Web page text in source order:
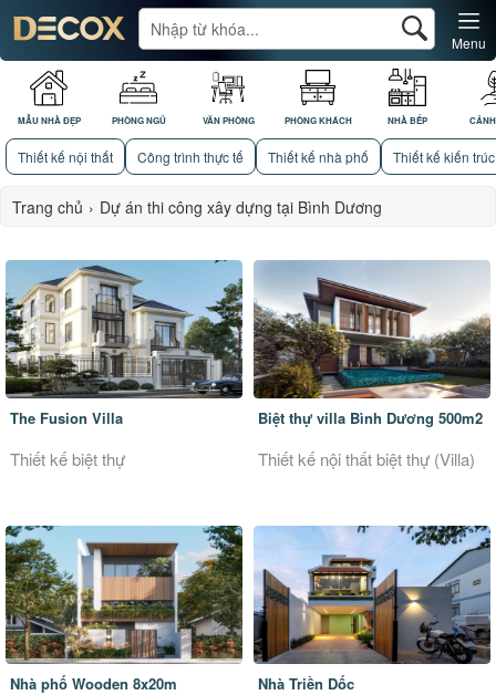
MẪU NHÀ ĐẸP PHÒNG NGỦ VĂN PHÒNG PHÒNG KHÁCH NHÀ BẾP
Menu
Thiết kế nội thất Công trình thực tế Thiết kế nhà phố Thiết kế kiến trúc
Trang chủ › Dự án thi công xây dựng tại Bình Dương
The Fusion Villa
Thiết kế biệt thự
Biệt thự villa Bình Dương 500m2
Thiết kế nội thất biệt thự (Villa)
Nhà phố Wooden 8x20m Nhà Triền Dốc